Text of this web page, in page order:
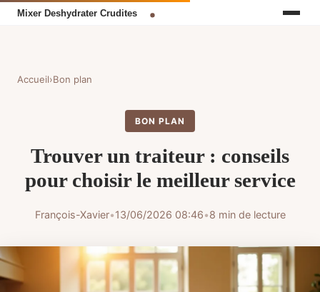
Accueil›Bon plan
BON PLAN
Trouver un traiteur : conseils
pour choisir le meilleur service
François-Xavier•13/06/2026 08:46•8 min de lecture